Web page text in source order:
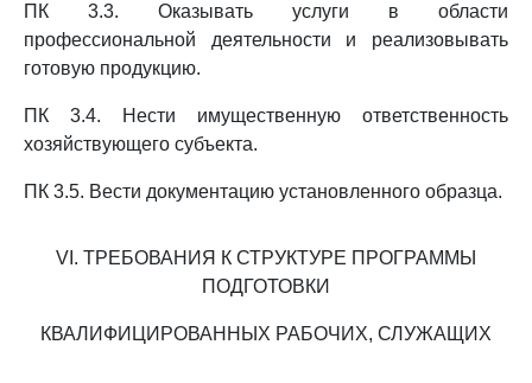
ПК 3.3. Оказывать услуги в области
профессиональной деятельности и реализовывать
готовую продукцию.
ПК 3.4. Нести имущественную ответственность
хозяйствующего субъекта.
ПК 3.5. Вести документацию установленного образца.
VI. ТРЕБОВАНИЯ К СТРУКТУРЕ ПРОГРАММЫ
ПОДГОТОВКИ
КВАЛИФИЦИРОВАННЫХ РАБОЧИХ, СЛУЖАЩИХ